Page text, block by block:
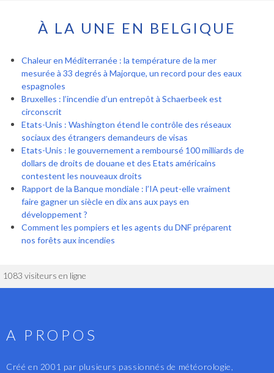
À LA UNE EN BELGIQUE
Chaleur en Méditerranée : la température de la mer
mesurée à 33 degrés à Majorque, un record pour des eaux
espagnoles
Bruxelles : l’incendie d’un entrepôt à Schaerbeek est
circonscrit
Etats-Unis : Washington étend le contrôle des réseaux
sociaux des étrangers demandeurs de visas
Etats-Unis : le gouvernement a remboursé 100 milliards de
dollars de droits de douane et des Etats américains
contestent les nouveaux droits
Rapport de la Banque mondiale : l’IA peut-elle vraiment
faire gagner un siècle en dix ans aux pays en
développement ?
Comment les pompiers et les agents du DNF préparent
nos forêts aux incendies
1083 visiteurs en ligne
A PROPOS
Créé en 2001 par plusieurs passionnés de météorologie,